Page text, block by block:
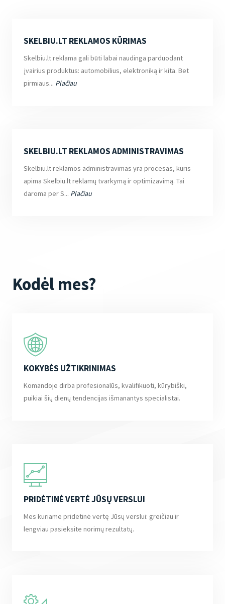
SKELBIU.LT REKLAMOS KŪRIMAS
Skelbiu.lt reklama gali būti labai naudinga parduodant
įvairius produktus: automobilius, elektroniką ir kita. Bet
pirmiaus... Plačiau
SKELBIU.LT REKLAMOS ADMINISTRAVIMAS
Skelbiu.lt reklamos administravimas yra procesas, kuris
apima Skelbiu.lt reklamų tvarkymą ir optimizavimą. Tai
daroma per S... Plačiau
Kodėl mes?
KOKYBĖS UŽTIKRINIMAS
Komandoje dirba profesionalūs, kvalifikuoti, kūrybiški,
puikiai šių dienų tendencijas išmanantys specialistai.
PRIDĖTINĖ VERTĖ JŪSŲ VERSLUI
Mes kuriame pridėtinė vertę Jūsų verslui: greičiau ir
lengviau pasieksite norimų rezultatų.